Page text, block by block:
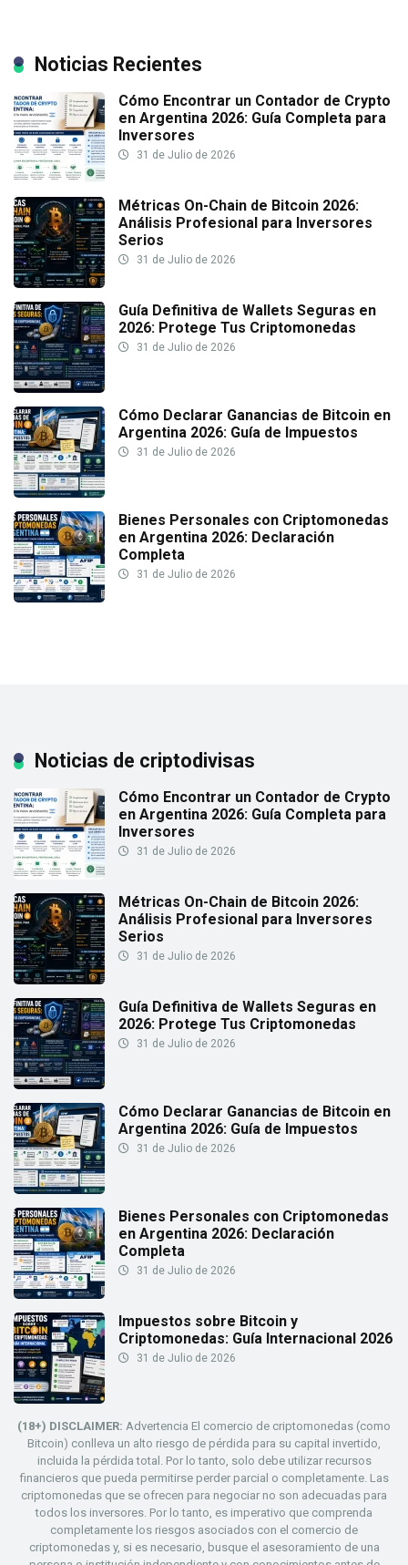
Noticias Recientes
Cómo Encontrar un Contador de Crypto
en Argentina 2026: Guía Completa para
Inversores
31 de Julio de 2026
Métricas On-Chain de Bitcoin 2026:
Análisis Profesional para Inversores
Serios
31 de Julio de 2026
Guía Definitiva de Wallets Seguras en
2026: Protege Tus Criptomonedas
31 de Julio de 2026
Cómo Declarar Ganancias de Bitcoin en
Argentina 2026: Guía de Impuestos
31 de Julio de 2026
Bienes Personales con Criptomonedas
en Argentina 2026: Declaración
Completa
31 de Julio de 2026
Noticias de criptodivisas
Cómo Encontrar un Contador de Crypto
en Argentina 2026: Guía Completa para
Inversores
31 de Julio de 2026
Métricas On-Chain de Bitcoin 2026:
Análisis Profesional para Inversores
Serios
31 de Julio de 2026
Guía Definitiva de Wallets Seguras en
2026: Protege Tus Criptomonedas
31 de Julio de 2026
Cómo Declarar Ganancias de Bitcoin en
Argentina 2026: Guía de Impuestos
31 de Julio de 2026
Bienes Personales con Criptomonedas
en Argentina 2026: Declaración
Completa
31 de Julio de 2026
Impuestos sobre Bitcoin y
Criptomonedas: Guía Internacional 2026
31 de Julio de 2026
(18+) DISCLAIMER: Advertencia El comercio de criptomonedas (como
Bitcoin) conlleva un alto riesgo de pérdida para su capital invertido,
incluida la pérdida total. Por lo tanto, solo debe utilizar recursos
financieros que pueda permitirse perder parcial o completamente. Las
criptomonedas que se ofrecen para negociar no son adecuadas para
todos los inversores. Por lo tanto, es imperativo que comprenda
completamente los riesgos asociados con el comercio de
criptomonedas y, si es necesario, busque el asesoramiento de una